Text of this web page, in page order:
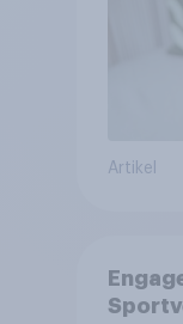
Artikel